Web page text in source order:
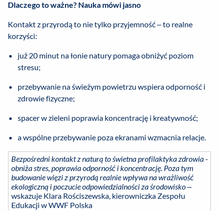
Dlaczego to ważne? Nauka mówi jasno
Kontakt z przyrodą to nie tylko przyjemność – to realne
korzyści:
już 20 minut na łonie natury pomaga obniżyć poziom
stresu;
przebywanie na świeżym powietrzu wspiera odporność i
zdrowie fizyczne;
spacer w zieleni poprawia koncentrację i kreatywność;
a wspólne przebywanie poza ekranami wzmacnia relacje.
Bezpośredni kontakt z naturą to świetna profilaktyka zdrowia -
obniża stres, poprawia odporność i koncentrację. Poza tym
budowanie więzi z przyrodą realnie wpływa na wrażliwość
ekologiczną i poczucie odpowiedzialności za środowisko–
wskazuje Klara Rościszewska, kierowniczka Zespołu
Edukacji w WWF Polska